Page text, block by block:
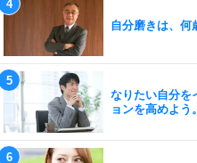
自分磨きは、何
なりたい自分を
ョンを高めよう。